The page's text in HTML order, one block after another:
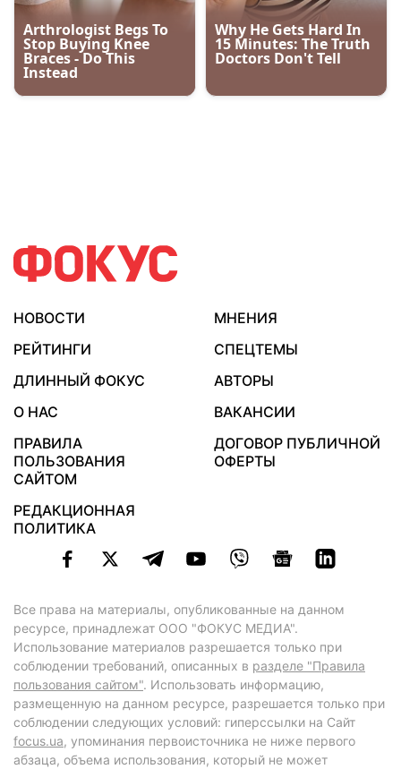
НОВОСТИ
МНЕНИЯ
РЕЙТИНГИ
СПЕЦТЕМЫ
ДЛИННЫЙ ФОКУС
АВТОРЫ
О НАС
ВАКАНСИИ
ПРАВИЛА
ПОЛЬЗОВАНИЯ
САЙТОМ
ДОГОВОР ПУБЛИЧНОЙ
ОФЕРТЫ
РЕДАКЦИОННАЯ
ПОЛИТИКА
Все права на материалы, опубликованные на данном
ресурсе, принадлежат ООО "ФОКУС МЕДИА".
Использование материалов разрешается только при
соблюдении требований, описанных в разделе "Правила
пользования сайтом". Использовать информацию,
размещенную на данном ресурсе, разрешается только при
соблюдении следующих условий: гиперссылки на Сайт
focus.ua, упоминания первоисточника не ниже первого
абзаца, объема использования, который не может